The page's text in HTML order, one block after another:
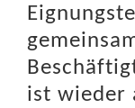
ist wieder